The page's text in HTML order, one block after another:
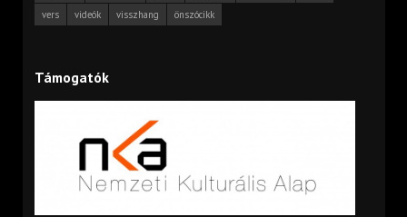
vers
videók visszhang önszócikk
Támogatók